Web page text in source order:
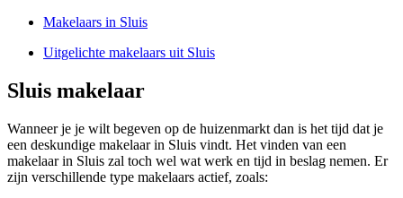
Makelaars in Sluis
Uitgelichte makelaars uit Sluis
Sluis makelaar
Wanneer je je wilt begeven op de huizenmarkt dan is het tijd dat je
een deskundige makelaar in Sluis vindt. Het vinden van een
makelaar in Sluis zal toch wel wat werk en tijd in beslag nemen. Er
zijn verschillende type makelaars actief, zoals: